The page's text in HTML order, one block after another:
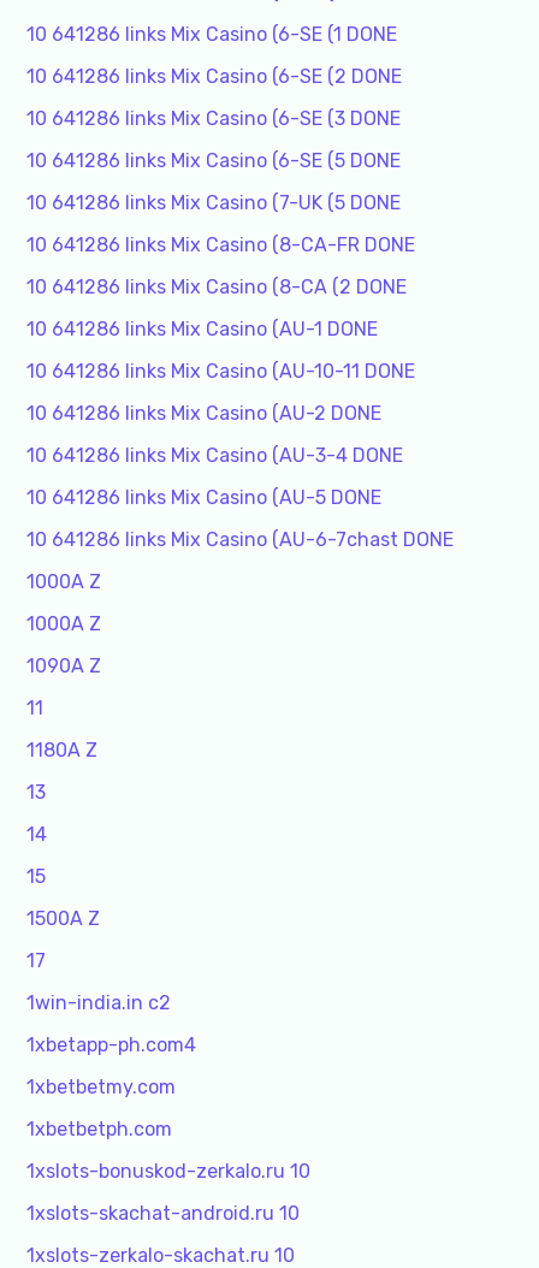
10 641286 links Mix Casino (6-SE (1 DONE
10 641286 links Mix Casino (6-SE (2 DONE
10 641286 links Mix Casino (6-SE (3 DONE
10 641286 links Mix Casino (6-SE (5 DONE
10 641286 links Mix Casino (7-UK (5 DONE
10 641286 links Mix Casino (8-CA-FR DONE
10 641286 links Mix Casino (8-CA (2 DONE
10 641286 links Mix Casino (AU-1 DONE
10 641286 links Mix Casino (AU-10-11 DONE
10 641286 links Mix Casino (AU-2 DONE
10 641286 links Mix Casino (AU-3-4 DONE
10 641286 links Mix Casino (AU-5 DONE
10 641286 links Mix Casino (AU-6-7chast DONE
1000A Z
1000A Z
1090A Z
11
1180A Z
13
14
15
1500A Z
17
1win-india.in c2
1xbetapp-ph.com4
1xbetbetmy.com
1xbetbetph.com
1xslots-bonuskod-zerkalo.ru 10
1xslots-skachat-android.ru 10
1xslots-zerkalo-skachat.ru 10